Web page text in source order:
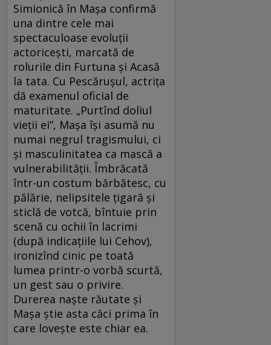
Simionică în Maşa confirmă
una dintre cele mai
spectaculoase evoluţii
actoriceşti, marcată de
rolurile din Furtuna şi Acasă
la tata. Cu Pescăruşul, actriţa
dă examenul oficial de
maturitate. „Purtînd doliul
vieţii ei”, Maşa îşi asumă nu
numai negrul tragismului, ci
şi masculinitatea ca mască a
vulnerabilităţii. Îmbrăcată
într-un costum bărbătesc, cu
pălărie, nelipsitele ţigară şi
sticlă de votcă, bîntuie prin
scenă cu ochii în lacrimi
(după indicaţiile lui Cehov),
ironizînd cinic pe toată
lumea printr-o vorbă scurtă,
un gest sau o privire.
Durerea naşte răutate şi
Maşa ştie asta căci prima în
care loveşte este chiar ea.